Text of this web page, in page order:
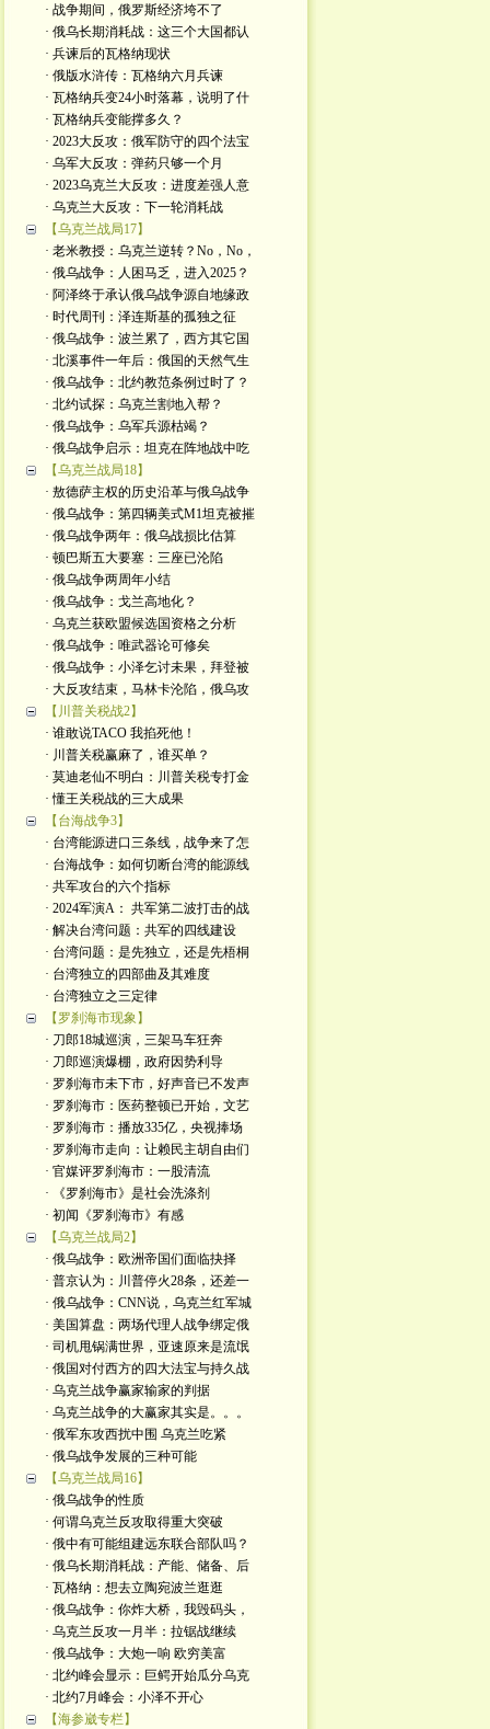
· 战争期间，俄罗斯经济垮不了
· 俄乌长期消耗战：这三个大国都认
· 兵谏后的瓦格纳现状
· 俄版水浒传：瓦格纳六月兵谏
· 瓦格纳兵变24小时落幕，说明了什
· 瓦格纳兵变能撑多久？
· 2023大反攻：俄军防守的四个法宝
· 乌军大反攻：弹药只够一个月
· 2023乌克兰大反攻：进度差强人意
· 乌克兰大反攻：下一轮消耗战
【乌克兰战局17】
· 老米教授：乌克兰逆转？No，No，
· 俄乌战争：人困马乏，进入2025？
· 阿泽终于承认俄乌战争源自地缘政
· 时代周刊：泽连斯基的孤独之征
· 俄乌战争：波兰累了，西方其它国
· 北溪事件一年后：俄国的天然气生
· 俄乌战争：北约教范条例过时了？
· 北约试探：乌克兰割地入帮？
· 俄乌战争：乌军兵源枯竭？
· 俄乌战争启示：坦克在阵地战中吃
【乌克兰战局18】
· 敖德萨主权的历史沿革与俄乌战争
· 俄乌战争：第四辆美式M1坦克被摧
· 俄乌战争两年：俄乌战损比估算
· 顿巴斯五大要塞：三座已沦陷
· 俄乌战争两周年小结
· 俄乌战争：戈兰高地化？
· 乌克兰获欧盟候选国资格之分析
· 俄乌战争：唯武器论可修矣
· 俄乌战争：小泽乞讨未果，拜登被
· 大反攻结束，马林卡沦陷，俄乌攻
【川普关税战2】
· 谁敢说TACO 我掐死他！
· 川普关税赢麻了，谁买单？
· 莫迪老仙不明白：川普关税专打金
· 懂王关税战的三大成果
【台海战争3】
· 台湾能源进口三条线，战争来了怎
· 台海战争：如何切断台湾的能源线
· 共军攻台的六个指标
· 2024军演A： 共军第二波打击的战
· 解决台湾问题：共军的四线建设
· 台湾问题：是先独立，还是先梧桐
· 台湾独立的四部曲及其难度
· 台湾独立之三定律
【罗刹海市现象】
· 刀郎18城巡演，三架马车狂奔
· 刀郎巡演爆棚，政府因势利导
· 罗刹海市未下市，好声音已不发声
· 罗刹海市：医药整顿已开始，文艺
· 罗刹海市：播放335亿，央视捧场
· 罗刹海市走向：让赖民主胡自由们
· 官媒评罗刹海市：一股清流
· 《罗刹海市》是社会洗涤剂
· 初闻《罗刹海市》有感
【乌克兰战局2】
· 俄乌战争：欧洲帝国们面临抉择
· 普京认为：川普停火28条，还差一
· 俄乌战争：CNN说，乌克兰红军城
· 美国算盘：两场代理人战争绑定俄
· 司机甩锅满世界，亚速原来是流氓
· 俄国对付西方的四大法宝与持久战
· 乌克兰战争赢家输家的判据
· 乌克兰战争的大赢家其实是。。。
· 俄军东攻西扰中围 乌克兰吃紧
· 俄乌战争发展的三种可能
【乌克兰战局16】
· 俄乌战争的性质
· 何谓乌克兰反攻取得重大突破
· 俄中有可能组建远东联合部队吗？
· 俄乌长期消耗战：产能、储备、后
· 瓦格纳：想去立陶宛波兰逛逛
· 俄乌战争：你炸大桥，我毁码头，
· 乌克兰反攻一月半：拉锯战继续
· 俄乌战争：大炮一响 欧穷美富
· 北约峰会显示：巨鳄开始瓜分乌克
· 北约7月峰会：小泽不开心
【海参崴专栏】